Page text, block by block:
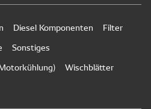
Diesel Komponenten
Filter
Sonstiges
Wischblätter